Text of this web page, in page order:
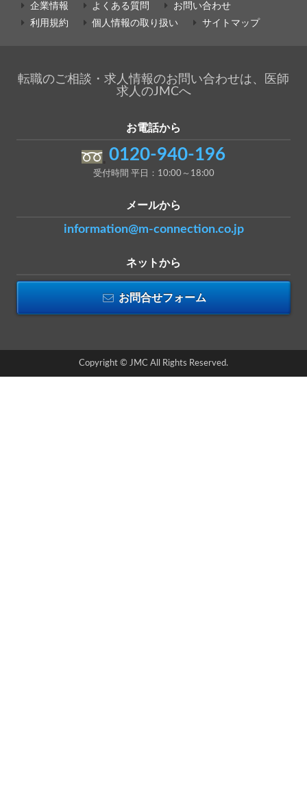
企業情報
よくある質問
お問い合わせ
利用規約
個人情報の取り扱い サイトマップ
転職のご相談・求人情報のお問い合わせは、医師
求人のJMCへ
お電話から
0120-940-196
受付時間 平日：10:00～18:00
メールから
information@m-connection.co.jp
ネットから
お問合せフォーム
Copyright © JMC All Rights Reserved.